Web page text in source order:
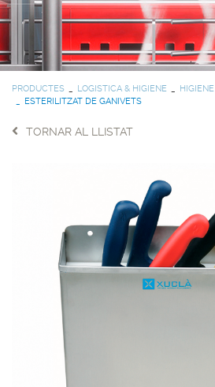
PRODUCTES LOGISTICA & HIGIENE HIGIENE
ESTERILITZAT DE GANIVETS
TORNAR AL LLISTAT